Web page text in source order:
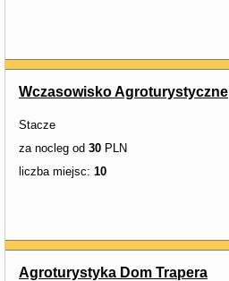
Wczasowisko Agroturystyczne
Stacze
za nocleg od 30 PLN
liczba miejsc: 10
Agroturystyka Dom Trapera